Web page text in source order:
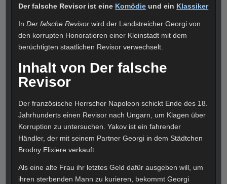
Der falsche Revisor ist eine Komödie und ein Klassiker
InDer falsche Revisor wird der Landstreicher Georgi von
den korrupten Honoratioren einer Kleinstadt mit dem
berüchtigten staatlichen Revisor verwechselt.
Inhalt von Der falsche
Revisor
Der französische Herrscher Napoleon schickt Ende des 18.
Jahrhunderts einen Revisor nach Ungarn, um Klagen über
Korruption zu untersuchen. Yakov ist ein fahrender
Händler, der mit seinem Partner Georgi in dem Städtchen
Brodny Elixiere verkauft.
Als eine alte Frau ihr letztes Geld dafür ausgeben will, um
ihren sterbenden Mann zu kurieren, bekommt Georgi